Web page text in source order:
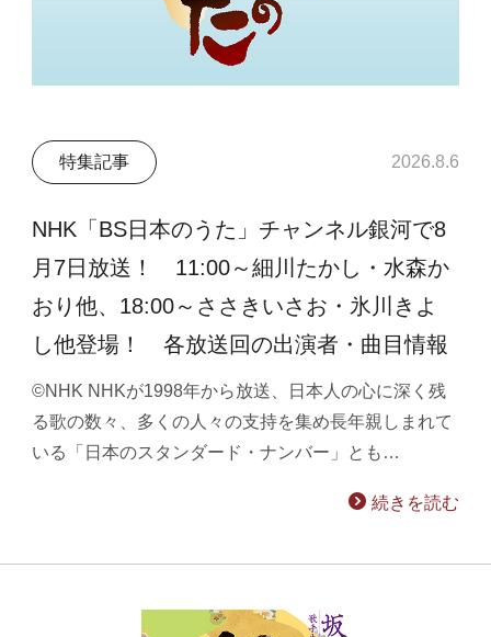
特集記事 2026.8.6
NHK「BS日本のうた」チャンネル銀河で8
月7日放送！ 11:00～細川たかし・水森か
おり他、18:00～ささきいさお・氷川きよ
し他登場！ 各放送回の出演者・曲目情報
©NHK NHKが1998年から放送、日本人の心に深く残
る歌の数々、多くの人々の支持を集め長年親しまれて
いる「日本のスタンダード・ナンバー」とも…
続きを読む